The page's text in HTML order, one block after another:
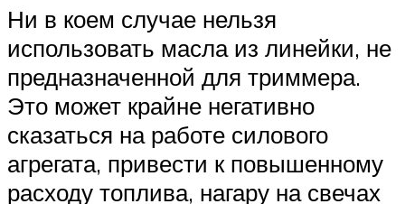
Ни в коем случае нельзя
использовать масла из линейки, не
предназначенной для триммера.
Это может крайне негативно
сказаться на работе силового
агрегата, привести к повышенному
расходу топлива, нагару на свечах